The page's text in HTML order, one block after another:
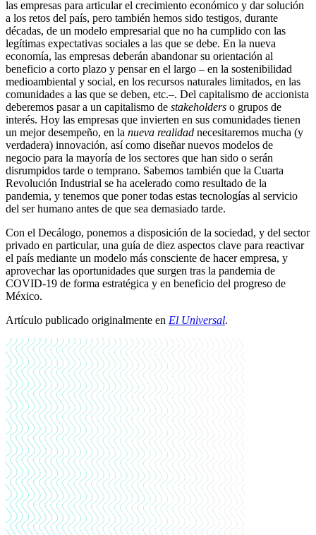
las empresas para articular el crecimiento económico y dar solución
a los retos del país, pero también hemos sido testigos, durante
décadas, de un modelo empresarial que no ha cumplido con las
legítimas expectativas sociales a las que se debe. En la nueva
economía, las empresas deberán abandonar su orientación al
beneficio a corto plazo y pensar en el largo – en la sostenibilidad
medioambiental y social, en los recursos naturales limitados, en las
comunidades a las que se deben, etc.–. Del capitalismo de accionista
deberemos pasar a un capitalismo de stakeholders o grupos de
interés. Hoy las empresas que invierten en sus comunidades tienen
un mejor desempeño, en la nueva realidad necesitaremos mucha (y
verdadera) innovación, así como diseñar nuevos modelos de
negocio para la mayoría de los sectores que han sido o serán
disrumpidos tarde o temprano. Sabemos también que la Cuarta
Revolución Industrial se ha acelerado como resultado de la
pandemia, y tenemos que poner todas estas tecnologías al servicio
del ser humano antes de que sea demasiado tarde.
Con el Decálogo, ponemos a disposición de la sociedad, y del sector
privado en particular, una guía de diez aspectos clave para reactivar
el país mediante un modelo más consciente de hacer empresa, y
aprovechar las oportunidades que surgen tras la pandemia de
COVID-19 de forma estratégica y en beneficio del progreso de
México.
Artículo publicado originalmente en El Universal.